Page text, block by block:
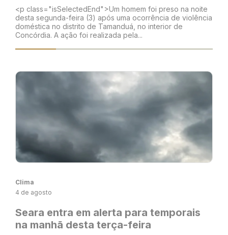
<p class="isSelectedEnd">Um homem foi preso na noite
desta segunda-feira (3) após uma ocorrência de violência
doméstica no distrito de Tamanduá, no interior de
Concórdia. A ação foi realizada pela...
Clima
4 de agosto
Seara entra em alerta para temporais
na manhã desta terça-feira